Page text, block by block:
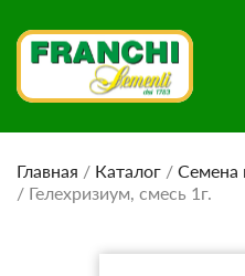
Главная / Каталог / Семена
/ Гелехризиум, смесь 1г.